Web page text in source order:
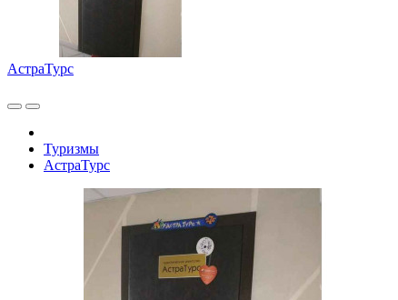
АстраТурс
Туризмы
АстраТурс